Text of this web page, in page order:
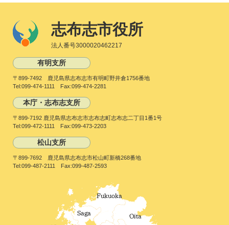
志布志市役所
法人番号3000020462217
有明支所
〒899-7492 鹿児島県志布志市有明町野井倉1756番地
Tel:099-474-1111 Fax:099-474-2281
本庁・志布志支所
〒899-7192 鹿児島県志布志市志布志町志布志二丁目1番1号
Tel:099-472-1111 Fax:099-473-2203
松山支所
〒899-7692 鹿児島県志布志市松山町新橋268番地
Tel:099-487-2111 Fax:099-487-2593